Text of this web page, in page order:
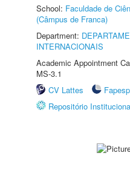
School: Faculdade de
(Câmpus de Franca)
Department:
INTERNACIONAIS
Academic Appointment
MS-3.1
CV Lattes
Fapesp
Repositório